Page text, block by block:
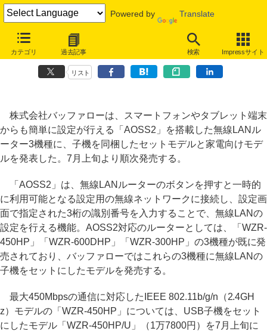
Powered by Translate
カテゴリ 過去記事 検索 Impressサイト
バッファロー、「AOSS2」対応無線LANルーターの子機セットを順次
発売
リスト
株式会社バッファローは、スマートフォンやタブレット端末
からも簡単に設定が行える「AOSS2」を搭載した無線LANル
ーター3機種に、子機を同梱したセットモデルと家電向けモデ
ルを発表した。7月上旬より順次発売する。
「AOSS2」は、無線LANルーターのボタンを押すと一時的
に利用可能となる設定用の無線ネットワークに接続し、設定画
面で指定された3桁の識別番号を入力することで、無線LANの
設定を行える機能。AOSS2対応のルーターとしては、「WZR-
450HP」「WZR-600DHP」「WZR-300HP」の3機種が既に発
売されており、バッファローではこれらの3機種に無線LANの
子機をセットにしたモデルを発売する。
最大450Mbpsの通信に対応したIEEE 802.11b/g/n（2.4GH
z）モデルの「WZR-450HP」については、USB子機をセット
にしたモデル「WZR-450HP/U」（1万7800円）を7月上旬に